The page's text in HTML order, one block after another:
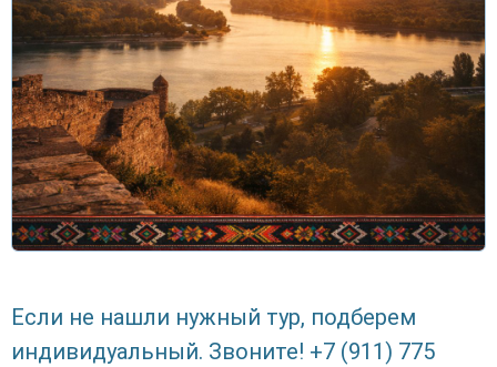
Если не нашли нужный тур, подберем
индивидуальный. Звоните! +7 (911) 775